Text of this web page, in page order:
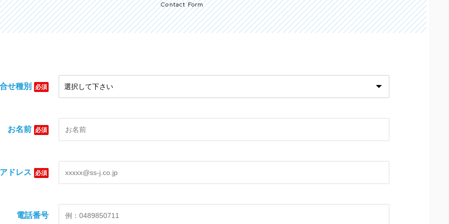
Contact Form
せ種別 必須
お名前 必須
ドレス 必須
電話番号